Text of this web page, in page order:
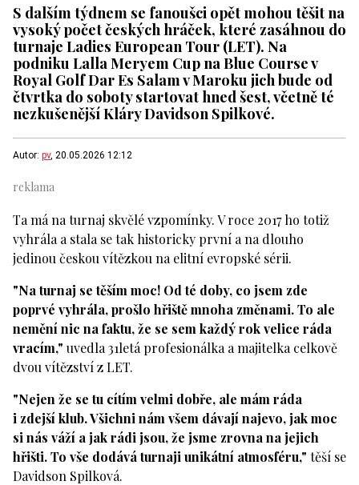
S dalším týdnem se fanoušci opět mohou těšit na
vysoký počet českých hráček, které zasáhnou do
turnaje Ladies European Tour (LET). Na
podniku Lalla Meryem Cup na Blue Course v
Royal Golf Dar Es Salam v Maroku jich bude od
čtvrtka do soboty startovat hned šest, včetně té
nezkušenější Kláry Davidson Spilkové.
Autor: pv, 20.05.2026 12:12
Ta má na turnaj skvělé vzpomínky. V roce 2017 ho totiž
vyhrála a stala se tak historicky první a na dlouho
jedinou českou vítězkou na elitní evropské sérii.
"Na turnaj se těším moc! Od té doby, co jsem zde
poprvé vyhrála, prošlo hřiště mnoha změnami. To ale
nemění nic na faktu, že se sem každý rok velice ráda
vracím," uvedla 31letá profesionálka a majitelka celkově
dvou vítězství z LET.
"Nejen že se tu cítím velmi dobře, ale mám ráda
i zdejší klub. Všichni nám všem dávají najevo, jak moc
si nás váží a jak rádi jsou, že jsme zrovna na jejich
hřišti. To vše dodává turnaji unikátní atmosféru," těší se
Davidson Spilková.